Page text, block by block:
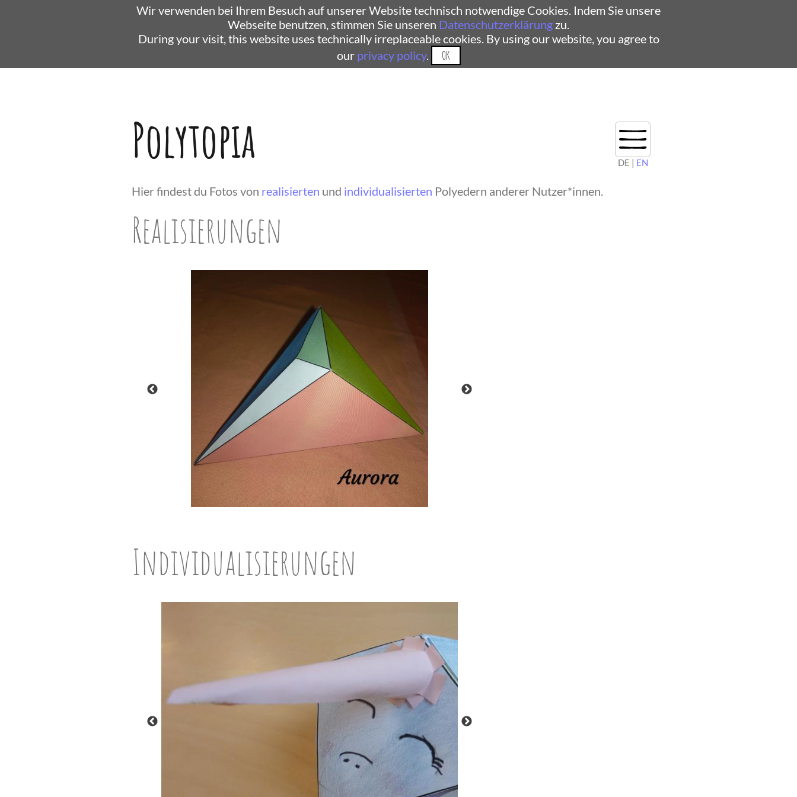
Wir verwenden bei Ihrem Besuch auf unserer Website technisch notwendige Cookies. Indem Sie unsere
Webseite benutzen, stimmen Sie unseren Datenschutzerklärung zu.
During your visit, this website uses technically irreplaceable cookies. By using our website, you agree to
our privacy policy. OK
Polytopia DE | EN
Hier findest du Fotos von realisierten und individualisierten Polyedern anderer Nutzer*innen.
Realisierungen
Individualisierungen